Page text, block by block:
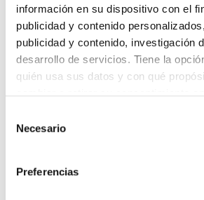
información en su dispositivo con el
publicidad y contenido
publicidad y contenido, investigación
desarrollo de servicios. Tiene la
quién usa sus datos y con qué
el Menú de consentimiento.
Recopilar información sobre su
Necesario
Preferencias
800€
32m 1 Ch. 1 Salle de bain
Aisa
Contacter